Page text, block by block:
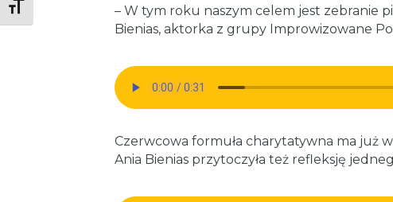
Toggle Font size
– W tym roku naszym celem jest zebranie
Bienias, aktorka z grupy Improwizowane
Czerwcowa formuła charytatywna ma już
Ania Bienias przytoczyła też refleksję